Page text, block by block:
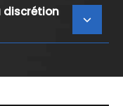
discrétion